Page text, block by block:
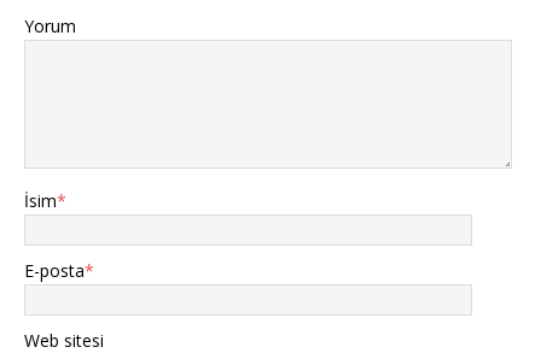
Yorum
İsim*
E-posta*
Web sitesi